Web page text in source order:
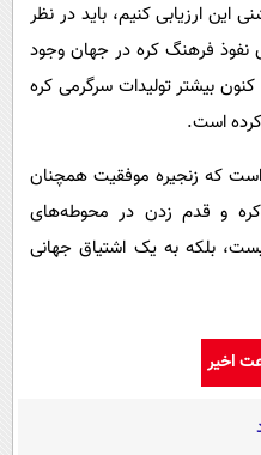
این ارزیابی کنیم، باید در نظر
نفوذ فرهنگ کره در جهان وجود
برای مثال چین از سال ۲۰۱۶ تا کنون بیشتر تولیدات سرگرمی کره
است.
که زنجیره موفقیت همچنان
کره و قدم زدن در محوطه‌های
بلکه به یک اشتیاق جهانی
اخیر